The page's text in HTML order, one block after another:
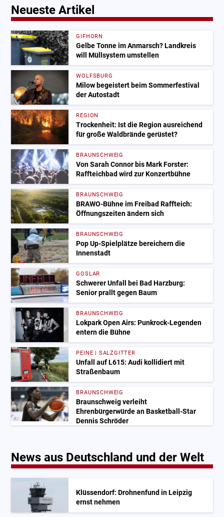
Neueste Artikel
GIFHORN
Gelbe Tonne im Anmarsch? Landkreis
will Müllsystem umstellen
WOLFSBURG
Milow begeistert beim Sommerfestival
der Autostadt
REGION
Trockenheit: Ist die Region ausreichend
für große Waldbrände gerüstet?
BRAUNSCHWEIG
Von Sarah Connor bis Mark Forster:
Raffteichbad wird zur Konzertbühne
BRAUNSCHWEIG
BRAWO-Bühne im Freibad Raffteich:
Öffnungszeiten ändern sich
BRAUNSCHWEIG
Pop Up-Spielplätze bereichern die
Innenstadt
GOSLAR
Schwerer Unfall bei Bad Harzburg:
Senior prallt gegen Baum
BRAUNSCHWEIG
Lokpark Open Airs: Punkrock-Legenden
entern die Bühne
PEINE | SALZGITTER
Unfall auf L615: Audi kollidiert mit
Straßenbaum
BRAUNSCHWEIG
Braunschweig verleiht
Ehrenbürgerwürde an Basketball-Star
Dennis Schröder
News aus Deutschland und der Welt
Klüssendorf: Drohnenfund in Leipzig
ernst nehmen